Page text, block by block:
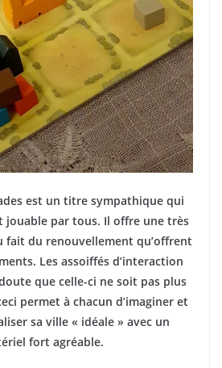
est un titre sympathique qui
jouable par tous. Il offre une très
fait du renouvellement qu’offrent
Les assoiffés d’interaction
que celle-ci ne soit pas plus
permet à chacun d’imaginer et
sa ville « idéale » avec un
fort agréable.